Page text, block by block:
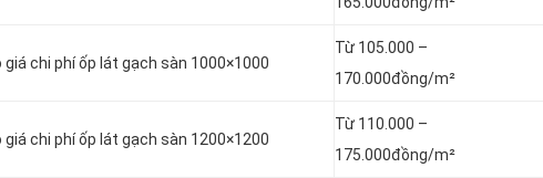
giá chi phí ốp lát gạch sàn 1000×1000
Từ 105.000 –
170.000đồng/m²
giá chi phí ốp lát gạch sàn 1200×1200
Từ 110.000 –
175.000đồng/m²